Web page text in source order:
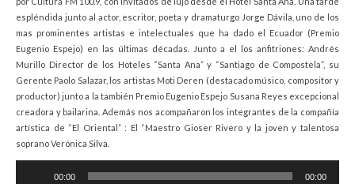
espléndida junto al actor, escritor, poeta y dramaturgo Jorge Dávila, uno de los
mas prominentes artistas e intelectuales que ha dado el Ecuador (Premio
Eugenio Espejo) en las últimas décadas. Junto a el los anfitriones: Andrés
Murillo Director de los Hoteles “Santa Ana” y “Santiago de Compostela”, su
Gerente Paolo Salazar, los artistas Moti Deren (destacado músico, compositor y
productor) junto a la también Premio Eugenio Espejo Susana Reyes excepcional
creadora y bailarina. Además nos acompañaron los integrantes de la compañía
artística de “El Oriental” : El “Maestro Gioser Rivero y la joven y talentosa
soprano Verónica Silva.
00:00 00:00